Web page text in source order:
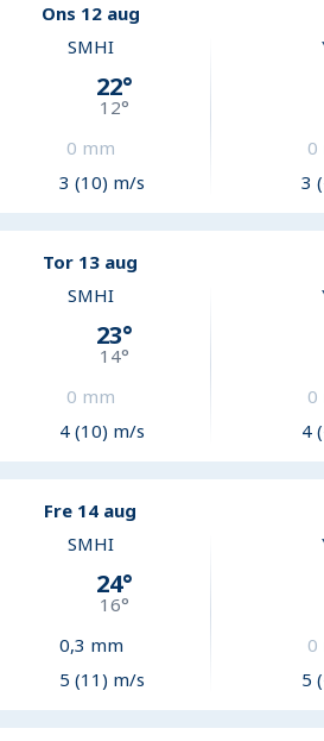
Ons 12 aug
SMHI
22°
12°
0 mm
3 (10) m/s
0
3
Tor 13 aug
SMHI
23°
14°
0 mm
4 (10) m/s
0
4
Fre 14 aug
SMHI
24°
16°
0,3 mm
5 (11) m/s
0
5